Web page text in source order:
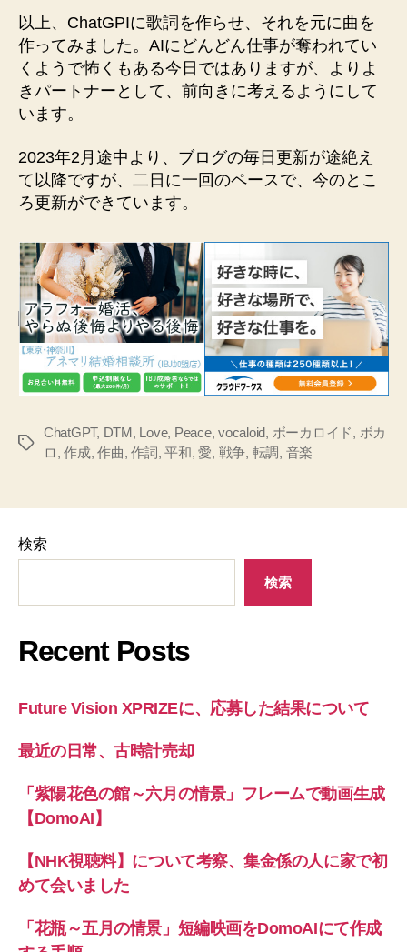
以上、ChatGPIに歌詞を作らせ、それを元に曲を
作ってみました。AIにどんどん仕事が奪われてい
くようで怖くもある今日ではありますが、よりよ
きパートナーとして、前向きに考えるようにして
います。
2023年2月途中より、ブログの毎日更新が途絶え
て以降ですが、二日に一回のペースで、今のとこ
ろ更新ができています。
タ
ChatGPT, DTM, Love, Peace,vocaloid, ボーカロイド, ボカ
ロ ,作成,作曲,作詞,平和,愛, 戦争, 転調, 音楽
検索
検索
Recent Posts
Future Vision XPRIZEに、応募した結果について
最近の日常、古時計売却
「紫陽花色の館～六月の情景」フレームで動画生成
【DomoAI】
【NHK視聴料】について考察、集金係の人に家で初
めて会いました
「花瓶～五月の情景」短編映画をDomoAIにて作成